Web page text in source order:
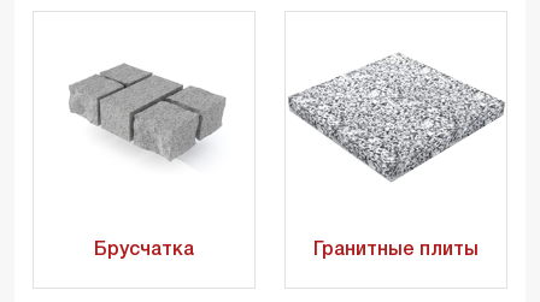
Брусчатка Гранитные плиты